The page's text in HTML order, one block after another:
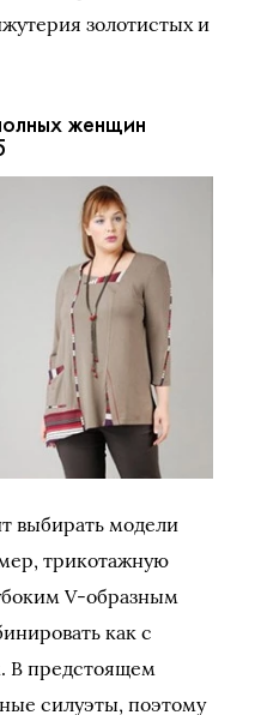
золотистых и
женщин
выбирать модели
трикотажную
V-образным
как с
В предстоящем
силуэты, поэтому